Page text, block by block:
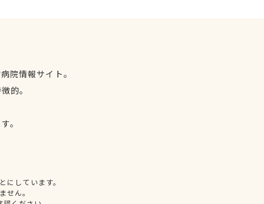
院情報サイト。
的。
。
しています。
せん。